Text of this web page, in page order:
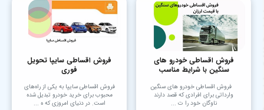
فروش اقساطی خودرو های
سنگین با شرایط مناسب
فروش اقساطی خودرو های سنگین
وارداتی برای افرادی که قصد دارند
ناوگان خود را ت ...
فروش اقساطی سایپا تحویل
فوری
فروش اقساطی سایپا به یکی از راه‌های
محبوب برای خرید خودرو تبدیل شده
است. در دنیای امروزی که ه ...